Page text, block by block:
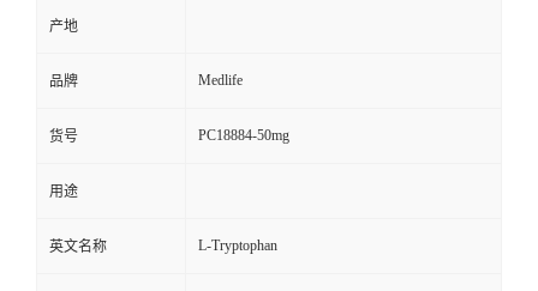
产地
品牌 Medlife
货号 PC18884-50mg
用途
英文名称 L-Tryptophan